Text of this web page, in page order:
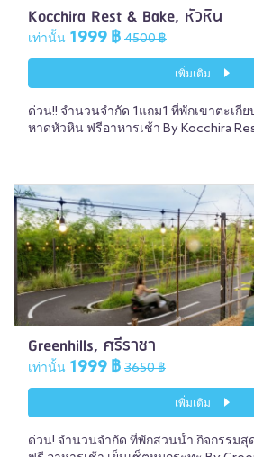
Kocchira Rest & Bake, หัวหิน
เท่านั้น 1999 ฿ 4500 ฿
เพิ่มเติม
ด่วน!! จำนวนจำกัด 1แถม1 ที่พักเขาตะเกี
หาดหัวหิน ฟรีอาหารเช้า By Kocchira
Greenhills, ศรีราชา
เท่านั้น 1999 ฿ 3650 ฿
เพิ่มเติม
ด่วน! จำนวนจำกัด ที่พักสวนน้ำ กิจกรรม